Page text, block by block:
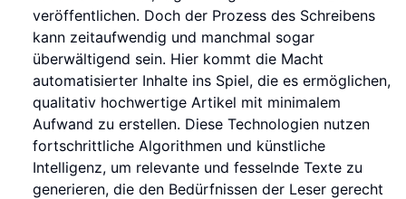
veröffentlichen. Doch der Prozess des Schreibens
kann zeitaufwendig und manchmal sogar
überwältigend sein. Hier kommt die Macht
automatisierter Inhalte ins Spiel, die es ermöglichen,
qualitativ hochwertige Artikel mit minimalem
Aufwand zu erstellen. Diese Technologien nutzen
fortschrittliche Algorithmen und künstliche
Intelligenz, um relevante und fesselnde Texte zu
generieren, die den Bedürfnissen der Leser gerecht